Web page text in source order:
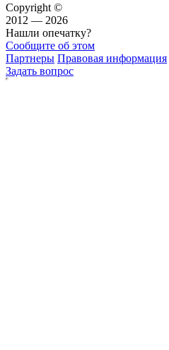
Copyright ©
2012 — 2026
Нашли опечатку?
Сообщите об этом
Партнеры Правовая информация
Задать вопрос